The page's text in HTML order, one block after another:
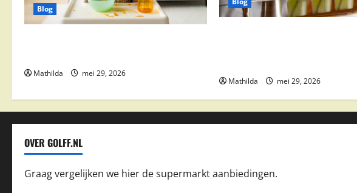
Blog
Mathilda mei 29, 2026
Mathilda mei 29, 2026
OVER GOLFF.NL
Graag vergelijken we hier de supermarkt aanbiedingen.